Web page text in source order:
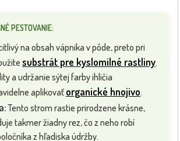
PESTOVANIE:
na obsah vápnika v pôde, preto pri
substrát pre kyslomilné rastliny.
a udržanie sýtej farby ihličia
aplikovať organické hnojivo.
Tento strom rastie prirodzene krásne,
takmer žiadny rez, čo z neho robí
z hľadiska údržby.